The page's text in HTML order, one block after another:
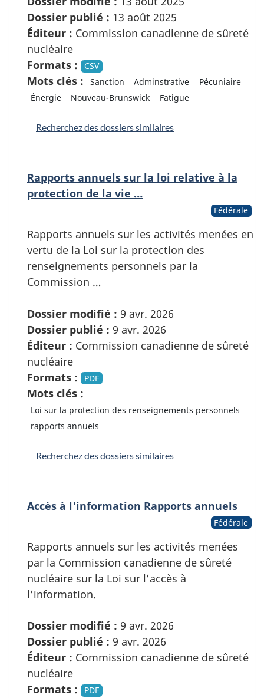
Dossier publié : 13 août 2025
Éditeur : Commission canadienne de sûreté
nucléaire
Formats :
CSV
Mots clés : Sanction Adminstrative
Pécuniaire
Énergie
Nouveau-Brunswick Fatigue
Recherchez des dossiers similaires
Rapports annuels sur la loi relative à la
protection de la vie …
Fédérale
Rapports annuels sur les activités menées en
vertu de la Loi sur la protection des
renseignements personnels par la
Commission …
Dossier modifié : 9 avr. 2026
Dossier publié : 9 avr. 2026
Éditeur : Commission canadienne de sûreté
nucléaire
Formats :
PDF
Mots clés :
Loi sur la protection des renseignements personnels
rapports annuels
Recherchez des dossiers similaires
Accès à l'information Rapports annuels
Fédérale
Rapports annuels sur les activités menées
par la Commission canadienne de sûreté
nucléaire sur la Loi sur l’accès à
l’information.
Dossier modifié : 9 avr. 2026
Dossier publié : 9 avr. 2026
Éditeur : Commission canadienne de sûreté
nucléaire
Formats :
PDF